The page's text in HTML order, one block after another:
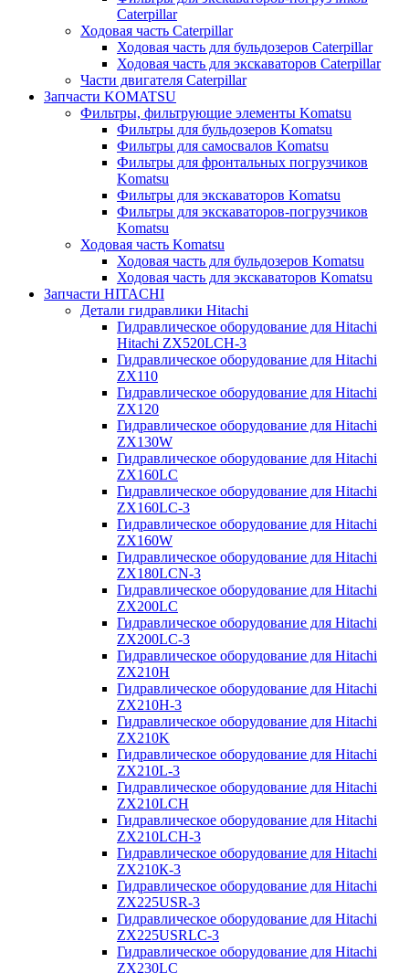
Caterpillar
Ходовая часть Caterpillar
Ходовая часть для бульдозеров Caterpillar
Ходовая часть для экскаваторов Caterpillar
Части двигателя Caterpillar
Запчасти KOMATSU
Фильтры, фильтрующие элементы Komatsu
Фильтры для бульдозеров Komatsu
Фильтры для самосвалов Komatsu
Фильтры для фронтальных погрузчиков
Komatsu
Фильтры для экскаваторов Komatsu
Фильтры для экскаваторов-погрузчиков
Komatsu
Ходовая часть Komatsu
Ходовая часть для бульдозеров Komatsu
Ходовая часть для экскаваторов Komatsu
Запчасти HITACHI
Детали гидравлики Hitachi
Гидравлическое оборудование для Hitachi
Hitachi ZX520LCH-3
Гидравлическое оборудование для Hitachi
ZX110
Гидравлическое оборудование для Hitachi
ZX120
Гидравлическое оборудование для Hitachi
ZX130W
Гидравлическое оборудование для Hitachi
ZX160LC
Гидравлическое оборудование для Hitachi
ZX160LC-3
Гидравлическое оборудование для Hitachi
ZX160W
Гидравлическое оборудование для Hitachi
ZX180LCN-3
Гидравлическое оборудование для Hitachi
ZX200LC
Гидравлическое оборудование для Hitachi
ZX200LC-3
Гидравлическое оборудование для Hitachi
ZX210H
Гидравлическое оборудование для Hitachi
ZX210H-3
Гидравлическое оборудование для Hitachi
ZX210K
Гидравлическое оборудование для Hitachi
ZX210L-3
Гидравлическое оборудование для Hitachi
ZX210LCH
Гидравлическое оборудование для Hitachi
ZX210LCH-3
Гидравлическое оборудование для Hitachi
ZX210К-3
Гидравлическое оборудование для Hitachi
ZX225USR-3
Гидравлическое оборудование для Hitachi
ZX225USRLC-3
Гидравлическое оборудование для Hitachi
ZX230LC